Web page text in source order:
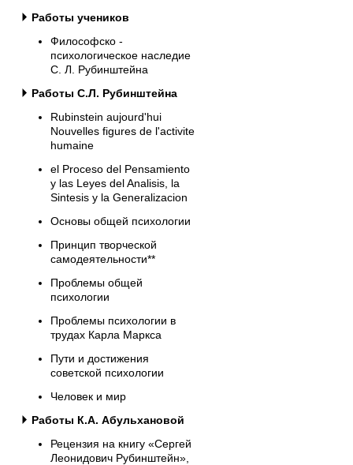
Работы учеников
Философско -
психологическое наследие
С. Л. Рубинштейна
Работы С.Л. Рубинштейна
Rubinstein aujourd'hui
Nouvelles figures de l'activite
humaine
el Proceso del Pensamiento
y las Leyes del Analisis, la
Sintesis y la Generalizacion
Основы общей психологии
Принцип творческой
самодеятельности**
Проблемы общей
психологии
Проблемы психологии в
трудах Карла Маркса
Пути и достижения
советской психологии
Человек и мир
Работы К.А. Абульхановой
Рецензия на книгу «Сергей
Леонидович Рубинштейн»,